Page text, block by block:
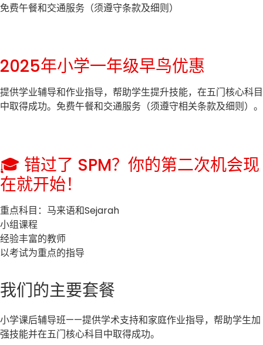
免费午餐和交通服务（须遵守条款及细则）
2025年小学一年级早鸟优惠
提供学业辅导和作业指导，帮助学生提升技能，在五门核心科目
中取得成功。免费午餐和交通服务（须遵守相关条款及细则）。
🎓 错过了 SPM？你的第二次机会现
在就开始！
重点科目：马来语和Sejarah
小组课程
经验丰富的教师
以考试为重点的指导
我们的主要套餐
小学课后辅导班——提供学术支持和家庭作业指导，帮助学生加
强技能并在五门核心科目中取得成功。